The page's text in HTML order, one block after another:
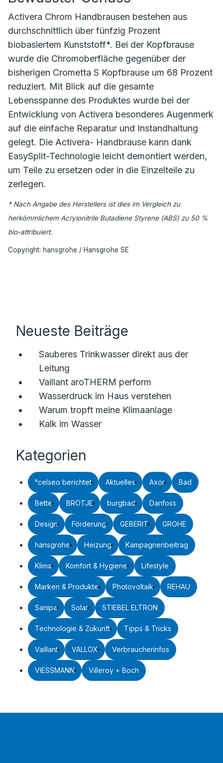
Activera Chrom Handbrausen bestehen aus
durchschnittlich über fünfzig Prozent
biobasiertem Kunststoff*. Bei der Kopfbrause
wurde die Chromoberfläche gegenüber der
bisherigen Crometta S Kopfbrause um 68 Prozent
reduziert. Mit Blick auf die gesamte
Lebensspanne des Produktes wurde bei der
Entwicklung von Activera besonderes Augenmerk
auf die einfache Reparatur und Instandhaltung
gelegt. Die Activera- Handbrause kann dank
EasySplit-Technologie leicht demontiert werden,
um Teile zu ersetzen oder in die Einzelteile zu
zerlegen.
* Nach Angabe des Herstellers ist dies im Vergleich zu
herkömmlichem Acrylonitrile Butadiene Styrene (ABS) zu 50 %
bio-attribuiert.
Copyright: hansgrohe / Hansgrohe SE
Neueste Beiträge
Sauberes Trinkwasser direkt aus der
Leitung
Vaillant aroTHERM perform
Wasserdruck im Haus verstehen
Warum tropft meine Klimaanlage
Kalk im Wasser
Kategorien
°celseo berichtet Aktuelles Axor Bad
Bette BRÖTJE burgbad Danfoss
Design Förderung GEBERIT GROHE
hansgrohe Heizung Kampagnenbeitrag
Klima Komfort & Hygiene Lifestyle
Marken & Produkte Photovoltaik REHAU
Sanipa Solar STIEBEL ELTRON
Technologie & Zukunft Tipps & Tricks
Vaillant VALLOX Verbraucherinfos
VIESSMANN Villeroy + Boch